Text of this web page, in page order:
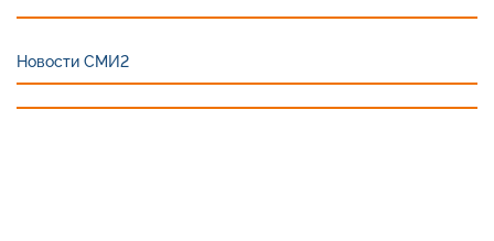
Новости СМИ2